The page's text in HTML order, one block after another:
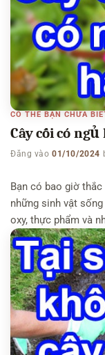
CÓ THỂ BẠN CHƯA
Cây cối có
Đăng vào01/10/2024
Bạn có bao giờ
những sinh vật
oxy, thực phẩm và
động vật. Nhưng
[…]